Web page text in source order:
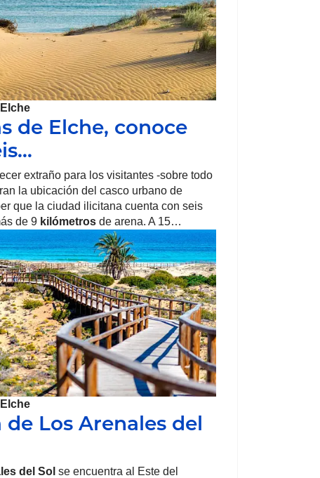
Elche
de Elche, conoce
extraño para los visitantes -sobre todo
la ubicación del casco urbano de
que la ciudad ilicitana cuenta con seis
de 9 kilómetros de arena. A 15…
Elche
de Los Arenales del
del Sol se encuentra al Este del